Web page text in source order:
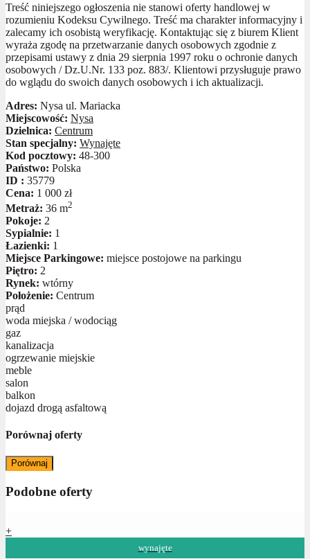
Treść niniejszego ogłoszenia nie stanowi oferty handlowej w
rozumieniu Kodeksu Cywilnego. Treść ma charakter informacyjny i
zalecamy ich osobistą weryfikację. Kontaktując się z biurem Klient
wyraża zgodę na przetwarzanie danych osobowych zgodnie z
przepisami ustawy z dnia 29 sierpnia 1997 roku o ochronie danych
osobowych / Dz.U.Nr. 133 poz. 883/. Klientowi przysługuje prawo
do wglądu do swoich danych osobowych i ich aktualizacji.
Adres: Nysa ul. Mariacka
Miejscowość: Nysa
Dzielnica: Centrum
Stan specjalny: Wynajęte
Kod pocztowy: 48-300
Państwo: Polska
ID : 35779
Cena: 1 000 zł
Metraż: 36 m2
Pokoje: 2
Sypialnie: 1
Łazienki: 1
Miejsce Parkingowe: miejsce postojowe na parkingu
Piętro: 2
Rynek: wtórny
Położenie: Centrum
prąd
woda miejska / wodociąg
gaz
kanalizacja
ogrzewanie miejskie
meble
salon
balkon
dojazd drogą asfaltową
Porównaj oferty
Porównaj
Podobne oferty
+
wynajęte